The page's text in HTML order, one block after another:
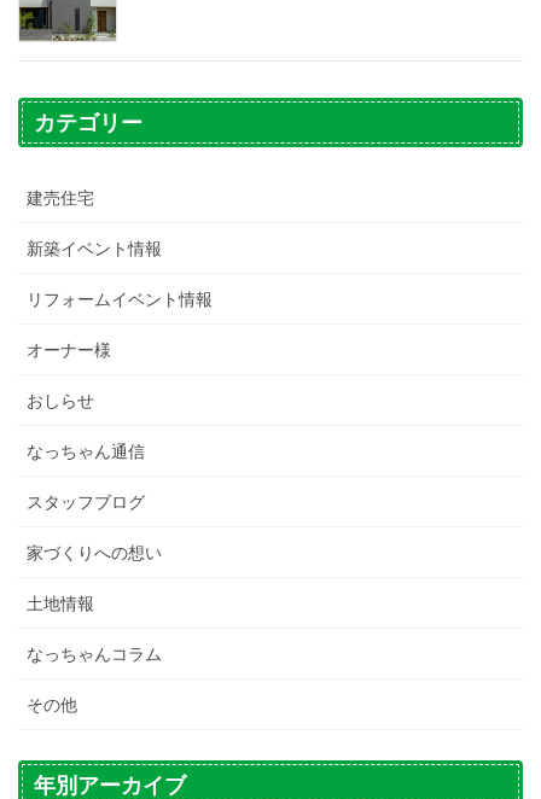
カテゴリー
建売住宅
新築イベント情報
リフォームイベント情報
オーナー様
おしらせ
なっちゃん通信
スタッフブログ
家づくりへの想い
土地情報
なっちゃんコラム
その他
年別アーカイブ